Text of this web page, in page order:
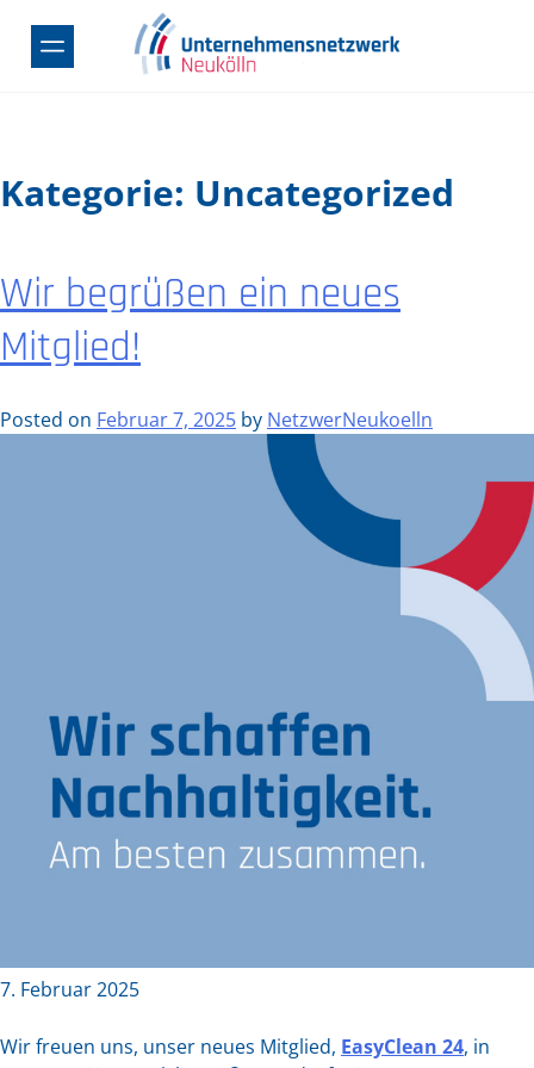
Skip
Kategorie: Uncategorized
Wir begrüßen ein neues
Mitglied!
Posted on Februar 7, 2025 by NetzwerNeukoelln
7. Februar 2025
Wir freuen uns, unser neues Mitglied, EasyClean 24, in